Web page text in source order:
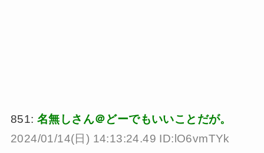
851: 名無しさん＠どーでもいいことだが。
2024/01/14(日) 14:13:24.49 ID:lO6vmTYk